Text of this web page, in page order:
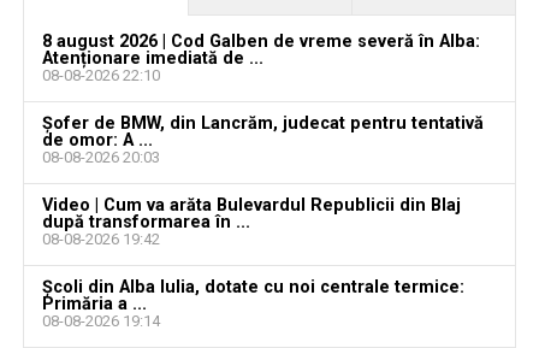
Locuri de muncă în Sântimbru, disponibile la 4
august 2026. AJOFM Alba a publicat lista posturilor
vacante
Locuri de muncă în Galda de Jos, disponibile la 4
august 2026. AJOFM Alba a publicat lista posturilor
vacante
Locuri de muncă în Teiuș, disponibile la 4 august
2026. AJOFM Alba a publicat lista posturilor
vacante
Bărbat de 30 de ani din Galda de Jos, reținut după
8 august 2026 | Cod Galben de vreme severă în Alba:
Atenționare imediată de ...
08-08-2026 22:10
Șofer de BMW, din Lancrăm, judecat pentru tentativă
de omor: A ...
08-08-2026 20:03
Video | Cum va arăta Bulevardul Republicii din Blaj
după transformarea în ...
08-08-2026 19:42
Școli din Alba Iulia, dotate cu noi centrale termice:
Primăria a ...
08-08-2026 19:14